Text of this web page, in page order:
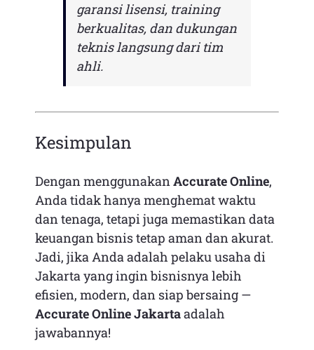
garansi lisensi, training
berkualitas, dan dukungan
teknis langsung dari tim
ahli.
Kesimpulan
Dengan menggunakanAccurate Online,
Anda tidak hanya menghemat waktu
dan tenaga, tetapi juga memastikan data
keuangan bisnis tetap aman dan akurat.
Jadi, jika Anda adalah pelaku usaha di
Jakarta yang ingin bisnisnya lebih
efisien, modern, dan siap bersaing —
Accurate Online Jakartaadalah
jawabannya!